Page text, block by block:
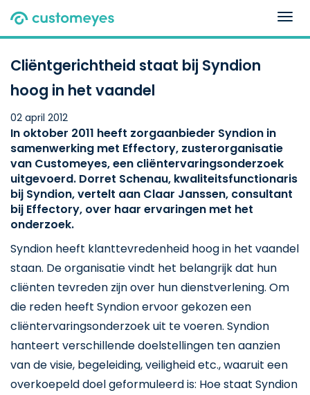
Cliëntgerichtheid staat bij Syndion
hoog in het vaandel
02 april 2012
In oktober 2011 heeft zorgaanbieder Syndion in
samenwerking met Effectory, zusterorganisatie
van Customeyes, een cliëntervaringsonderzoek
uitgevoerd. Dorret Schenau, kwaliteitsfunctionaris
bij Syndion, vertelt aan Claar Janssen, consultant
bij Effectory, over haar ervaringen met het
onderzoek.
Syndion heeft klanttevredenheid hoog in het vaandel
staan. De organisatie vindt het belangrijk dat hun
cliënten tevreden zijn over hun dienstverlening. Om
die reden heeft Syndion ervoor gekozen een
cliëntervaringsonderzoek uit te voeren. Syndion
hanteert verschillende doelstellingen ten aanzien
van de visie, begeleiding, veiligheid etc., waaruit een
overkoepeld doel geformuleerd is: Hoe staat Syndion